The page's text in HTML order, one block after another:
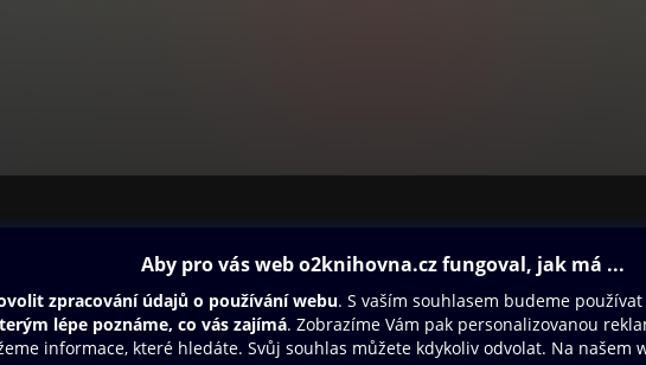
Dárkový poukaz
Nápověda
Oneplay Originály
Sport